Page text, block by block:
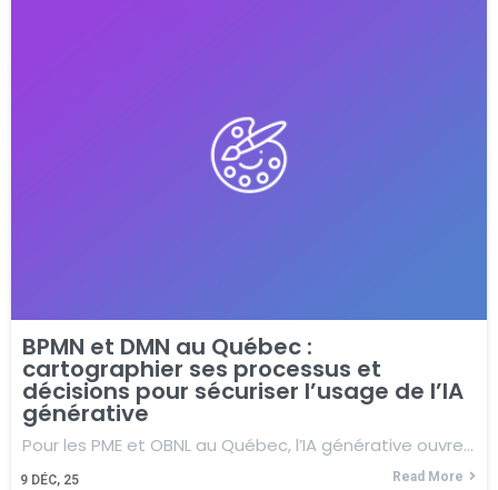
BPMN et DMN au Québec :
cartographier ses processus et
décisions pour sécuriser l’usage de l’IA
générative
9 DÉC, 25
Pour les PME et OBNL au Québec, l’IA générative ouvre…
Read More